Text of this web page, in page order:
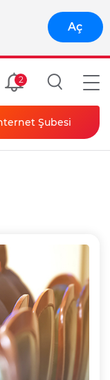
Aç
Size Özel
2
Şubesi